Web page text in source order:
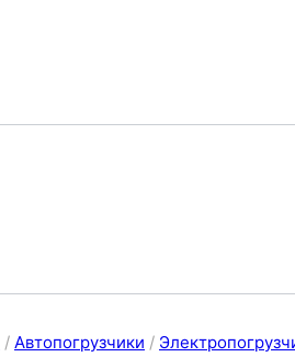
/ Автопогрузчики /